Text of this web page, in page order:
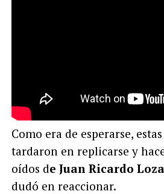
Como era de esperarse,
tardaron en replicarse y
oídos de Juan Ricardo
dudó en reaccionar.